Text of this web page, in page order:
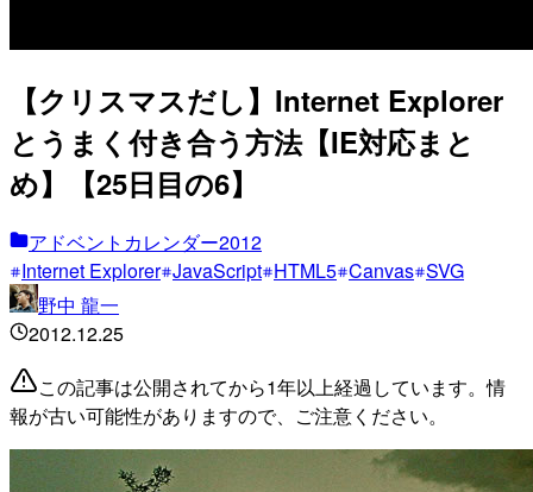
【クリスマスだし】Internet Explorer
とうまく付き合う方法【IE対応まと
め】【25日目の6】
アドベントカレンダー2012
Internet Explorer JavaScript HTML5 Canvas SVG
野中 龍一
2012.12.25
この記事は公開されてから1年以上経過しています。情
報が古い可能性がありますので、ご注意ください。